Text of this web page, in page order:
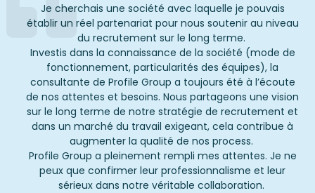
Je cherchais une société avec laquelle je pouvais
établir un réel partenariat pour nous soutenir au niveau
du recrutement sur le long terme.
Investis dans la connaissance de la société (mode de
fonctionnement, particularités des équipes), la
consultante de Profile Group a toujours été à l’écoute
de nos attentes et besoins. Nous partageons une vision
sur le long terme de notre stratégie de recrutement et
dans un marché du travail exigeant, cela contribue à
augmenter la qualité de nos process.
Profile Group a pleinement rempli mes attentes. Je ne
peux que confirmer leur professionnalisme et leur
sérieux dans notre véritable collaboration.